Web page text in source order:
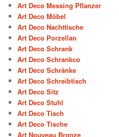
Art Deco Messing Pflanzer
Art Deco Möbel
Art Deco Nachttische
Art Deco Porzellan
Art Deco Schrank
Art Deco Schrankco
Art Deco Schränke
Art Deco Schreibtisch
Art Deco Sitz
Art Deco Stuhl
Art Deco Tisch
Art Deco Tische
Art Nouveau Bronze